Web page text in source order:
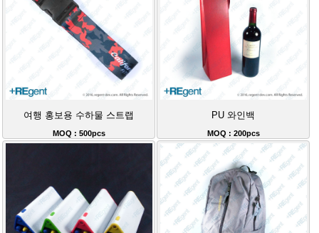
여행 홍보용 수하물 스트랩
MOQ : 500pcs
PU 와인백
MOQ : 200pcs